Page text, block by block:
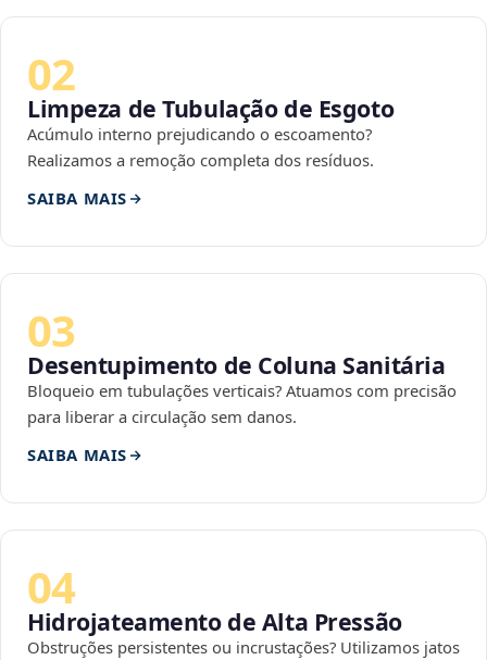
02
Limpeza de Tubulação de Esgoto
Acúmulo interno prejudicando o escoamento?
Realizamos a remoção completa dos resíduos.
SAIBA MAIS
03
Desentupimento de Coluna Sanitária
Bloqueio em tubulações verticais? Atuamos com precisão
para liberar a circulação sem danos.
SAIBA MAIS
04
Hidrojateamento de Alta Pressão
Obstruções persistentes ou incrustações? Utilizamos jatos